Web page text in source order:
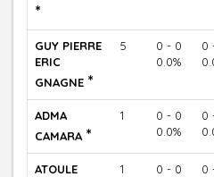
*
GUY PIERRE
ERIC
GNAGNE *
5
0 - 0
0.0%
0
ADMA
CAMARA *
1
0 - 0
0.0%
0
ATOULE
1
0 - 0
0